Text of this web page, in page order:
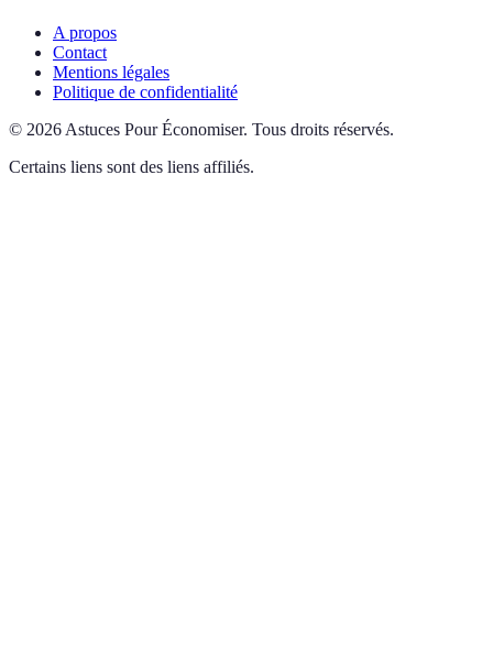
A propos
Contact
Mentions légales
Politique de confidentialité
© 2026 Astuces Pour Économiser. Tous droits réservés.
Certains liens sont des liens affiliés.